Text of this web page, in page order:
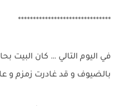
*******************************
في اليوم التالي … كان البيت
بالضيوف و قد غادرت زمزم و